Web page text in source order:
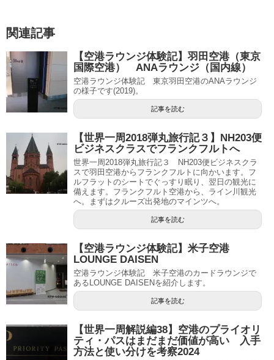
関連記事
【空港ラウンジ体験記】羽田空港（東京
国際空港） ANAラウンジ（国内線）
空港ラウンジ体験記 東京羽田空港のANAラウンジ
の様子です(2019)。
記事を読む
【世界一周2018弾丸旅行記３】NH203便
ビジネスクラスでフランクフルトへ
世界一周2018弾丸旅行記３ NH203便ビジネスクラ
スで羽田空港からフランクフルトに向かいます。フ
ルフラットのシートでぐっすり眠り、翌日の観光に
備えます。フランクフルト空港から、ライン川観光
へ。まずはクルーズ出発地のマインツへ。
記事を読む
【空港ラウンジ体験記】米子空港
LOUNGE DAISEN
空港ラウンジ体験記 米子空港のカードラウンジで
あるLOUNGE DAISENを紹介します。
記事を読む
【世界一周解説編38】空港のプライオリ
ティ・パスはまだまだ価値が高い 入手
方法と使い分けを考察2024